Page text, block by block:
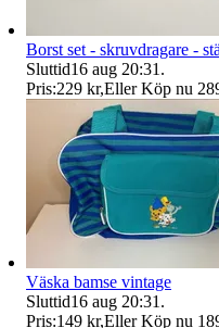
Borst set - skruvdragare -
Sluttid16 aug 20:31 .
Pris:229 kr,Eller Köp nu
Väska bamse vintage
Sluttid16 aug 20:31 .
Pris:149 kr,Eller Köp nu